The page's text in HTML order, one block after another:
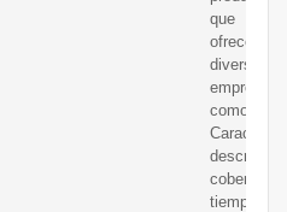
que
ofrecen
diversas
empresas
como:
cobertura,
tiempo